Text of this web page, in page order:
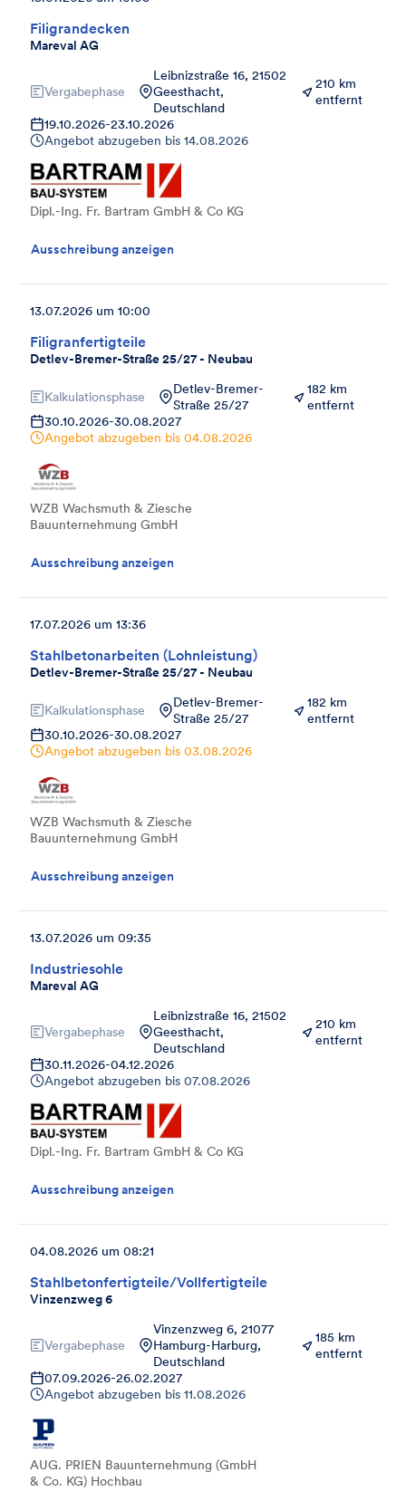
Filigrandecken
Mareval AG
Vergabephase
Leibnizstraße 16, 21502
Geesthacht,
Deutschland
210 km
entfernt
19.10.2026-23.10.2026
Angebot abzugeben bis 14.08.2026
Dipl.-Ing. Fr. Bartram GmbH & Co KG
Ausschreibung anzeigen
Filigranfertigteile
Detlev-Bremer-Straße 25/27 - Neubau
13.07.2026 um 10:00
Kalkulationsphase
Detlev-Bremer-
Straße 25/27
182 km
entfernt
30.10.2026-30.08.2027
Angebot abzugeben bis 04.08.2026
WZB Wachsmuth & Ziesche
Bauunternehmung GmbH
Ausschreibung anzeigen
Stahlbetonarbeiten (Lohnleistung)
Detlev-Bremer-Straße 25/27 - Neubau
17.07.2026 um 13:36
Kalkulationsphase
Detlev-Bremer-
Straße 25/27
182 km
entfernt
30.10.2026-30.08.2027
Angebot abzugeben bis 03.08.2026
WZB Wachsmuth & Ziesche
Bauunternehmung GmbH
Ausschreibung anzeigen
Industriesohle
Mareval AG
13.07.2026 um 09:35
Vergabephase
Leibnizstraße 16, 21502
Geesthacht,
Deutschland
210 km
entfernt
30.11.2026-04.12.2026
Angebot abzugeben bis 07.08.2026
Dipl.-Ing. Fr. Bartram GmbH & Co KG
Ausschreibung anzeigen
Stahlbetonfertigteile/Vollfertigteile
Vinzenzweg 6
04.08.2026 um 08:21
Vergabephase
Vinzenzweg 6, 21077
Hamburg-Harburg,
Deutschland
185 km
entfernt
07.09.2026-26.02.2027
Angebot abzugeben bis 11.08.2026
AUG. PRIEN Bauunternehmung (GmbH
& Co. KG) Hochbau